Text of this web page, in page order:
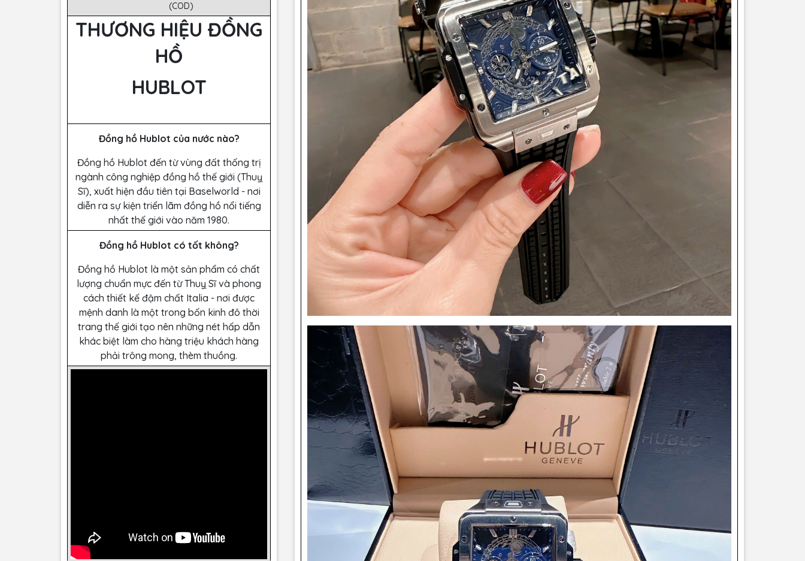
(COD)
THƯƠNG HIỆU ĐỒNG
HỒ
HUBLOT
Đồng hồ Hublot của nước nào?
Đồng hồ Hublot đến từ vùng đất thống trị
ngành công nghiệp đồng hồ thế giới (Thuỵ
Sĩ), xuất hiện đầu tiên tại Baselworld - nơi
diễn ra sự kiện triển lãm đồng hồ nổi tiếng
nhất thế giới vào năm 1980.
Đồng hồ Hublot có tốt không?
Đồng hồ Hublot là một sản phẩm có chất
lượng chuẩn mực đến từ Thuỵ Sĩ và phong
cách thiết kế đậm chất Italia - nơi được
mệnh danh là một trong bốn kinh đô thời
trang thế giới tạo nên những nét hấp dẫn
khác biệt làm cho hàng triệu khách hàng
phải trông mong, thèm thuồng.